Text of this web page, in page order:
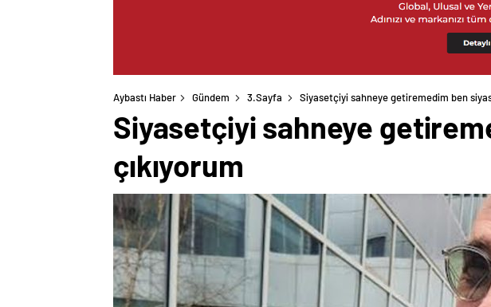
Aybastı Haber Gündem 3.Sayfa Siyasetçiyi sahneye getiremedim ben
Siyasetçiyi sahneye
çıkıyorum